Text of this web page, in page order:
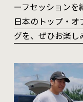
ーフセッションを
日本のトップ・
グを、ぜひお楽し